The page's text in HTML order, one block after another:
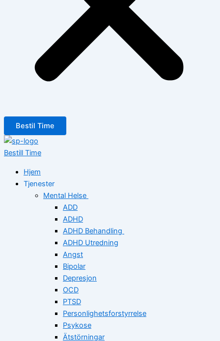
Bestil Time
Bestill Time
Hjem
Tjenester
Mental Helse
ADD
ADHD
ADHD Behandling
ADHD Utredning
Angst
Bipolar
Depresjon
OCD
PTSD
Personlighetsforstyrrelse
Psykose
Ätstörningar